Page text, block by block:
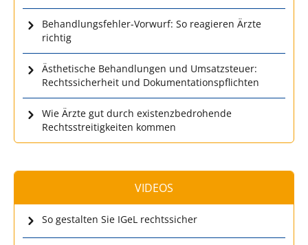
Behandlungsfehler-Vorwurf: So reagieren Ärzte
richtig
Ästhetische Behandlungen und Umsatzsteuer:
Rechtssicherheit und Dokumentationspflichten
Wie Ärzte gut durch existenzbedrohende
Rechtsstreitigkeiten kommen
VIDEOS
So gestalten Sie IGeL rechtssicher